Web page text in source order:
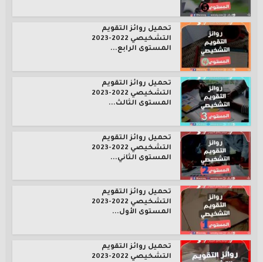
تحميل روائز التقويم
التشخيصي 2022-2023
المستوى الرابع...
تحميل روائز التقويم
التشخيصي 2022-2023
المستوى الثالث...
تحميل روائز التقويم
التشخيصي 2022-2023
المستوى الثاني...
تحميل روائز التقويم
التشخيصي 2022-2023
المستوى الأول...
تحميل روائز التقويم
التشخيصي 2022-2023